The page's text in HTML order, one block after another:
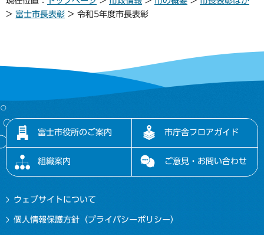
> 富士市長表彰 > 令和5年度市長表彰
富士市役所のご案内 市庁舎フロアガイド
組織案内 ご意見・お問い合わせ
ウェブサイトについて
個人情報保護方針（プライバシーポリシー）